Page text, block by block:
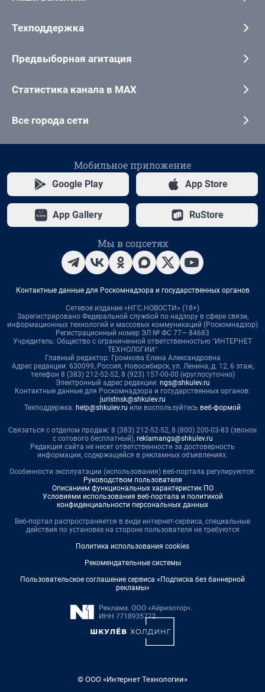
Техподдержка
Предвыборная агитация
Статистика канала в MAX
Все города сети
Мобильное приложение
Google Play App Store
App Gallery RuStore
Мы в соцсетях
Контактные данные для Роскомнадзора и государственных органов
Сетевое издание «НГС.НОВОСТИ» (18+)
Зарегистрировано Федеральной службой по надзору в сфере связи,
информационных технологий и массовых коммуникаций (Роскомнадзор)
Регистрационный номер ЭЛ № ФС 77— 84683
Учредитель: Общество с ограниченной ответственностью "ИНТЕРНЕТ
ТЕХНОЛОГИИ"
Главный редактор: Громкова Елена Александровна
Адрес редакции: 630099, Россия, Новосибирск, ул. Ленина, д. 12, 6 этаж,
телефон 8 (383) 212-52-52, 8 (923) 157-00-00 (круглосуточно)
Электронный адрес редакции: ngs@shkulev.ru
Контактные данные для Роскомнадзора и государственных органов:
juristnsk@shkulev.ru
Техподдержка: help@shkulev.ru или воспользуйтесь веб-формой
Связаться с отделом продаж: 8 (383) 212-52-52, 8 (800) 200-03-83 (звонок
с сотового бесплатный), reklamangs@shkulev.ru
Редакция сайта не несет ответственности за достоверность
информации, содержащейся в рекламных объявлениях.
Особенности эксплуатации (использования) веб-портала регулируются:
Руководством пользователя
Описанием функциональных характеристик ПО
Условиями использования веб-портала и политикой
конфиденциальности персональных данных
Веб-портал распространяется в виде интернет-сервиса, специальные
действия по установке на стороне пользователя не требуются
Политика использования cookies
Рекомендательные системы
Пользовательское соглашение сервиса «Подписка без баннерной
рекламы»
© ООО «Интернет Технологии»